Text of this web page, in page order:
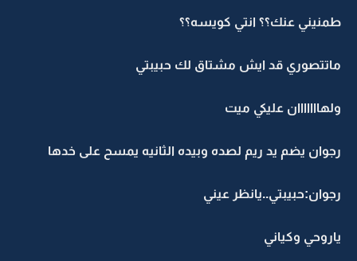
طمنيني عنك؟؟ انتي كويسه؟؟
ماتتصوري قد ايش مشتاق لك حبيبتي
ولهااااااان عليكي ميت
رجوان يضم يد ريم لصده وبيده الثانيه يمسح على خدها
رجوان:حبيبتي..يانظر عيني
ياروحي وكياني